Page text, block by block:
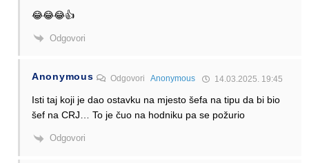
😂😂😂👍
Odgovori
Anonymous OdgovoriAnonymous 14.03.2025. 19:45
Isti taj koji je dao ostavku na mjesto šefa na tipu da bi bio
šef na CRJ… To je čuo na hodniku pa se požurio
Odgovori